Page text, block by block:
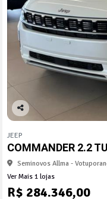
Co
arti
lhe
JEEP
COMMANDER 2.2
Seminovos Allma -
Ver Mais 1 lojas
R$ 284.346,00